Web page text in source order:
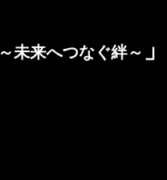
～未来へつなぐ絆～ 」